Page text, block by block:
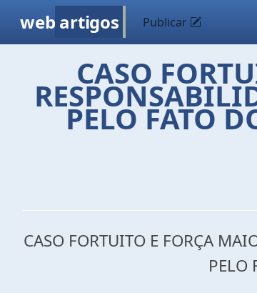
web artigos Publicar
CASO
PELO FATO
CASO FORTUITO E FORÇA
PELO